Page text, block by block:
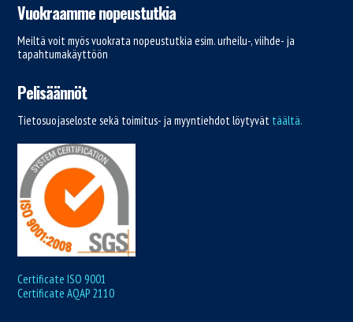
Vuokraamme nopeustutkia
Meiltä voit myös vuokrata nopeustutkia esim. urheilu-, viihde- ja
tapahtumakäyttöön
Pelisäännöt
Tietosuojaseloste sekä toimitus- ja myyntiehdot löytyvät täältä.
Certificate ISO 9001
Certificate AQAP 2110